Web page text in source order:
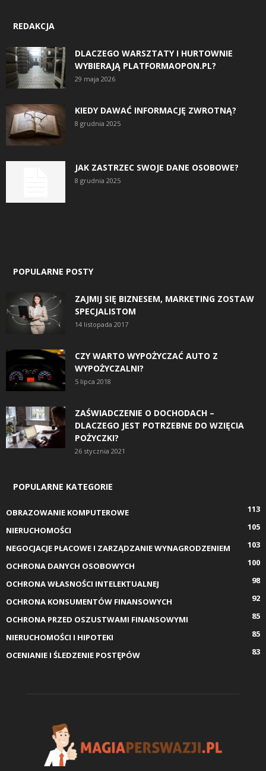
REDAKCJA
DLACZEGO WARSZTATY I HURTOWNIE
WYBIERAJĄ PLATFORMAOPON.PL?
29 maja 2026
KIEDY DAWAĆ INFORMACJĘ ZWROTNĄ?
8 grudnia 2025
JAK ZASTRZEC SWOJE DANE OSOBOWE?
8 grudnia 2025
POPULARNE POSTY
ZAJMIJ SIĘ BIZNESEM, MARKETING ZOSTAW
SPECJALISTOM
14 listopada 2017
CZY WARTO WYPOŻYCZAĆ AUTO Z
WYPOŻYCZALNI?
5 lipca 2018
ZAŚWIADCZENIE O DOCHODACH –
DLACZEGO JEST POTRZEBNE DO WZIĘCIA
POŻYCZKI?
26 stycznia 2021
POPULARNE KATEGORIE
OBRAZOWANIE KOMPUTEROWE
113
NIERUCHOMOŚCI
105
NEGOCJACJE PŁACOWE I ZARZĄDZANIE WYNAGRODZENIEM
103
OCHRONA DANYCH OSOBOWYCH
100
OCHRONA WŁASNOŚCI INTELEKTUALNEJ
98
OCHRONA KONSUMENTÓW FINANSOWYCH
92
OCHRONA PRZED OSZUSTWAMI FINANSOWYMI
85
NIERUCHOMOŚCI I HIPOTEKI
85
OCENIANIE I ŚLEDZENIE POSTĘPÓW
83